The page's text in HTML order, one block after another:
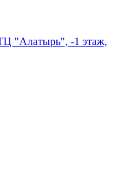
"Алатырь", -1 этаж,